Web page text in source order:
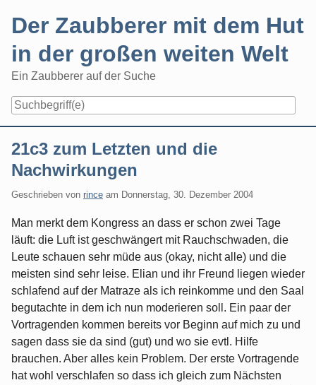
Der Zaubberer mit dem Hut
in der großen weiten Welt
Ein Zaubberer auf der Suche
21c3 zum Letzten und die
Nachwirkungen
Geschrieben von rince am Donnerstag, 30. Dezember 2004
Man merkt dem Kongress an dass er schon zwei Tage
läuft: die Luft ist geschwängert mit Rauchschwaden, die
Leute schauen sehr müde aus (okay, nicht alle) und die
meisten sind sehr leise. Elian und ihr Freund liegen wieder
schlafend auf der Matraze als ich reinkomme und den Saal
begutachte in dem ich nun moderieren soll. Ein paar der
Vortragenden kommen bereits vor Beginn auf mich zu und
sagen dass sie da sind (gut) und wo sie evtl. Hilfe
brauchen. Aber alles kein Problem. Der erste Vortragende
hat wohl verschlafen so dass ich gleich zum Nächsten